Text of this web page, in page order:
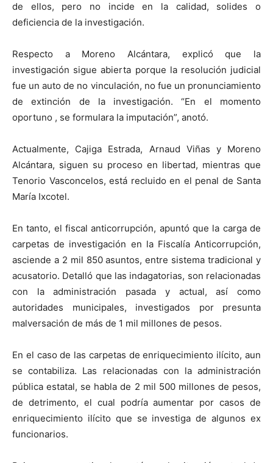
de ellos, pero no incide en la calidad, solides o
deficiencia de la investigación.
Respecto a Moreno Alcántara, explicó que la
investigación sigue abierta porque la resolución judicial
fue un auto de no vinculación, no fue un pronunciamiento
de extinción de la investigación. “En el momento
oportuno , se formulara la imputación”, anotó.
Actualmente, Cajiga Estrada, Arnaud Viñas y Moreno
Alcántara, siguen su proceso en libertad, mientras que
Tenorio Vasconcelos, está recluido en el penal de Santa
María Ixcotel.
En tanto, el fiscal anticorrupción, apuntó que la carga de
carpetas de investigación en la Fiscalía Anticorrupción,
asciende a 2 mil 850 asuntos, entre sistema tradicional y
acusatorio. Detalló que las indagatorias, son relacionadas
con la administración pasada y actual, así como
autoridades municipales, investigados por presunta
malversación de más de 1 mil millones de pesos.
En el caso de las carpetas de enriquecimiento ilícito, aun
se contabiliza. Las relacionadas con la administración
pública estatal, se habla de 2 mil 500 millones de pesos,
de detrimento, el cual podría aumentar por casos de
enriquecimiento ilícito que se investiga de algunos ex
funcionarios.